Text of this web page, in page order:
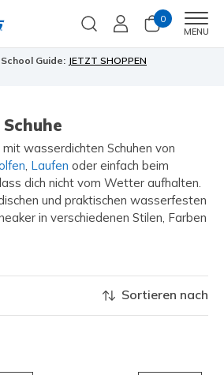
0
MENU
Guide: JETZT SHOPPEN
wasserdichten Schuhen von
, Laufen oder einfach beim
dich nicht vom Wetter aufhalten.
und praktischen wasserfesten
in verschiedenen Stilen, Farben
Sortieren nach